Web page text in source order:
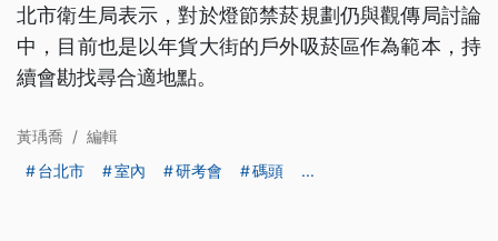
北市衛生局表示，對於燈節禁菸規劃仍與觀傳局討論
中，目前也是以年貨大街的戶外吸菸區作為範本，持
續會勘找尋合適地點。
黃瑀喬 / 編輯
台北市
室內 研考會 碼頭 ...